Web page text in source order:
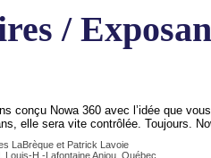
/
conçu Nowa 360 avec l’idée que
elle sera vite contrôlée. Toujours.
LaBrèque et Patrick Lavoie
Louis-H.-Lafontaine Anjou, Québec